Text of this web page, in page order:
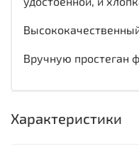
Вручную простеган
Характеристики